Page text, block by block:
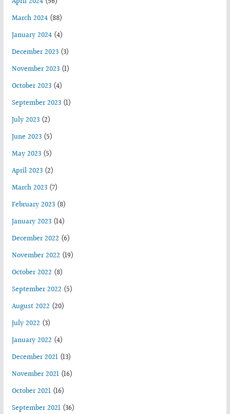
March 2024(88)
January 2024(4)
December 2023(3)
November 2023(1)
October 2023(4)
September 2023(1)
July 2023(2)
June 2023(5)
May 2023(5)
April 2023(2)
March 2023(7)
February 2023(8)
January 2023(14)
December 2022 (6)
November 2022 (19)
October 2022 (8)
September 2022 (5)
August 2022 (20)
July 2022 (3)
January 2022 (4)
December 2021(13)
November 2021(16)
October 2021(16)
September 2021(36)